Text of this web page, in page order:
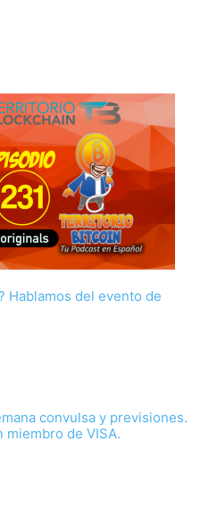
Hablamos del evento de
convulsa y previsiones.
de VISA.